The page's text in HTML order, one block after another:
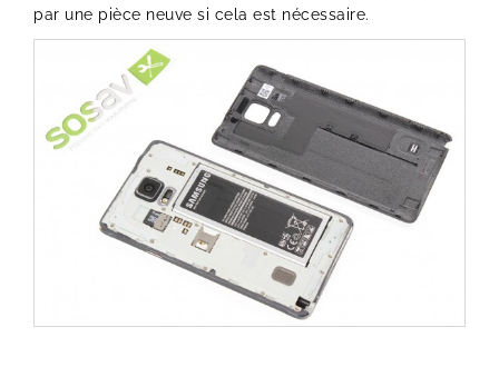
par une pièce neuve si cela est nécessaire.